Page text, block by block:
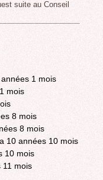
suite au Conseil
1 mois
mois
8 mois
8 mois
10 années 10 mois
10 mois
11 mois